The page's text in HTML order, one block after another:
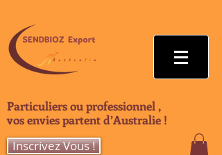
Particuliers ou professionnel ,
vos envies partent d’Australie !
Inscrivez Vous !